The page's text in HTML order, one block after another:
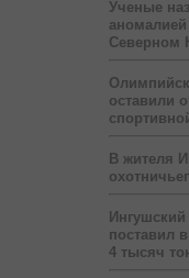
Ученые
Северном
оставили
В жителя
поставил
4 тысяч